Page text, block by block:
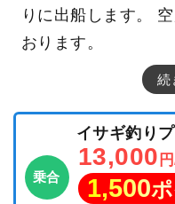
りに出船します。
おります。
続
乗合
イサギ釣り
13,000
1,500